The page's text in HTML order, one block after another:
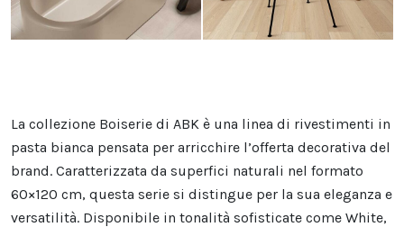
La collezione Boiserie di ABK è una linea di rivestimenti in
pasta bianca pensata per arricchire l’offerta decorativa del
brand. Caratterizzata da superfici naturali nel formato
60×120 cm, questa serie si distingue per la sua eleganza e
versatilità. Disponibile in tonalità sofisticate come White,